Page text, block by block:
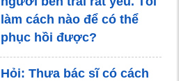
làm cách nào để có thể
phục hồi được?
Hỏi: Thưa bác sĩ có cách